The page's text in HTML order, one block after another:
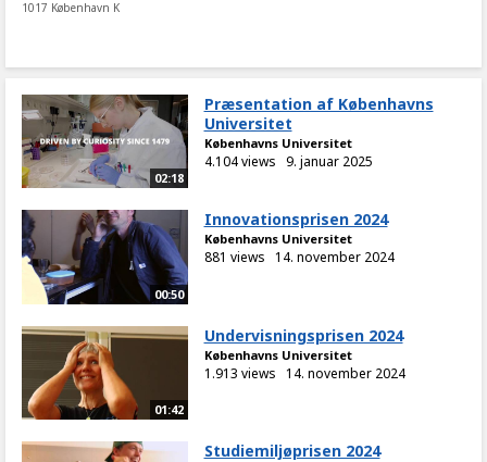
1017 København K
02:18
Præsentation af Københavns
Universitet
Københavns Universitet
4.104 views 9. januar 2025
00:50
Innovationsprisen 2024
Københavns Universitet
881 views 14. november 2024
01:42
Undervisningsprisen 2024
Københavns Universitet
1.913 views 14. november 2024
Studiemiljøprisen 2024